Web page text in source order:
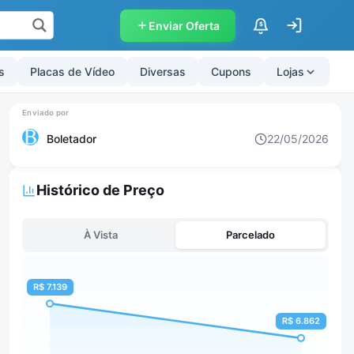
Enviar Oferta $
Placas de Vídeo Diversas Cupons Lojas
Boletador 22/05/2026
Histórico de Preço
À Vista Parcelado